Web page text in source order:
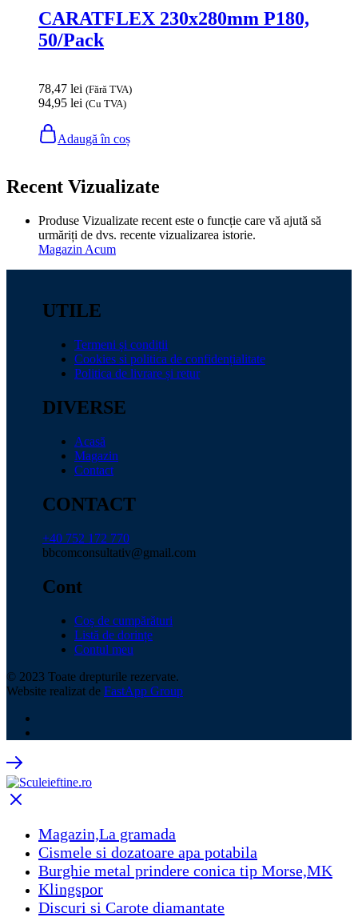
CARATFLEX 230x280mm P180,
50/Pack
78,47 lei (Fără TVA)
94,95 lei (Cu TVA)
Adaugă în coș
Recent Vizualizate
Produse Vizualizate recent este o funcție care vă ajută să
urmăriți de dvs. recente vizualizarea istorie.
Magazin Acum
UTILE
Termeni și condiții
Cookies si politica de confidențialitate
Politica de livrare și retur
DIVERSE
Acasă
Magazin
Contact
CONTACT
+40 752 172 770
bbcomconsultativ@gmail.com
Cont
Coș de cumpărături
Listă de dorințe
Contul meu
© 2023 Toate drepturile rezervate.
Website realizat de FastApp Group
Magazin,La gramada
Cismele si dozatoare apa potabila
Burghie metal prindere conica tip Morse,MK
Klingspor
Discuri si Carote diamantate